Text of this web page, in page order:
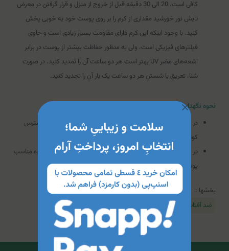
کافی است، 20 الی 30 دقیقه قبل از خروج از منزل و قرار گرفتن در معرض
تابش نور خورشید مقداری از کرم را بر روی پوست خود به خوبی پخش
کنید. با وجود اینکه این کرم دارای مقاومت بسیار زیادی است و حاوی
فیلتر‌های فیزیکی است، ولی به منظور حفاظت بیشتر از پوست در برابر
اشعه‌های مضر UV بهتر است هر دو ساعت آن را تمدید کنید. در صورت
شنا، تعریق یا شستن هر دو ساعت یک بار آن را تجدید کنید.
نحوه نگهداری کرم ضدآفتاب پوست چرب رزاکلین (SPF50)
در جای خشک، خنک و به دور از تابش مستقیم نور خورشید و دسترس
کودکان نگهداری شود.
در صورت استفاده از ضد آفتاب در طول روز، حتما شب‌ها با شوینده مناسب
پوست خود را شستشو دهید.
بخشها :
ضد آفتاب رنگی